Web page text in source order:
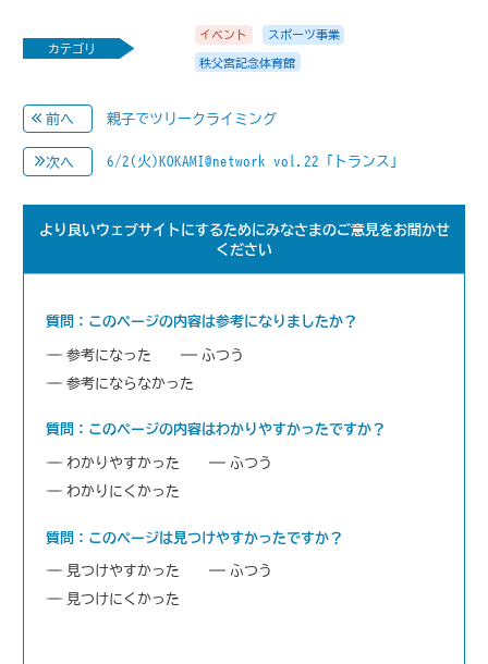
カテゴリ
イベント スポーツ事業
秩父宮記念体育館
前へ 親子でツリークライミング
次へ 6/2(火)KOKAMI@network vol.22「トランス」
より良いウェブサイトにするためにみなさまのご意見をお聞かせ
ください
質問：このページの内容は参考になりましたか？
参考になった
ふつう
参考にならなかった
質問：このページの内容はわかりやすかったですか？
わかりやすかった
ふつう
わかりにくかった
質問：このページは見つけやすかったですか？
見つけやすかった
ふつう
見つけにくかった